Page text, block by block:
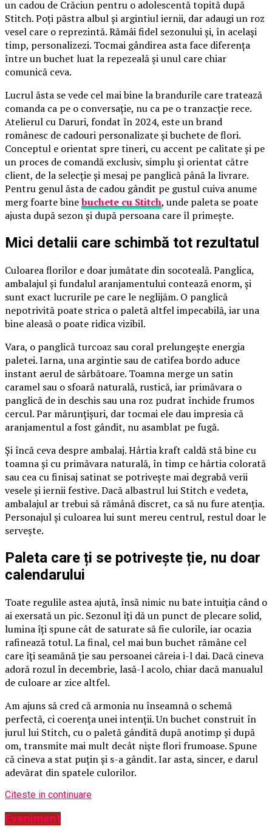
un cadou de Crăciun pentru o adolescentă topită după
Stitch. Poți păstra albul și argintiul iernii, dar adaugi un roz
vesel care o reprezintă. Rămâi fidel sezonului și, în același
timp, personalizezi. Tocmai gândirea asta face diferența
între un buchet luat la repezeală și unul care chiar
comunică ceva.
Lucrul ăsta se vede cel mai bine la brandurile care tratează
comanda ca pe o conversație, nu ca pe o tranzacție rece.
Atelierul cu Daruri, fondat în 2024, este un brand
românesc de cadouri personalizate și buchete de flori.
Conceptul e orientat spre tineri, cu accent pe calitate și pe
un proces de comandă exclusiv, simplu și orientat către
client, de la selecție și mesaj pe panglică până la livrare.
Pentru genul ăsta de cadou gândit pe gustul cuiva anume
merg foarte binebuchete cu Stitch, unde paleta se poate
ajusta după sezon și după persoana care îl primește.
Mici detalii care schimbă tot rezultatul
Culoarea florilor e doar jumătate din socoteală. Panglica,
ambalajul și fundalul aranjamentului contează enorm, și
sunt exact lucrurile pe care le neglijăm. O panglică
nepotrivită poate strica o paletă altfel impecabilă, iar una
bine aleasă o poate ridica vizibil.
Vara, o panglică turcoaz sau coral prelungește energia
paletei. Iarna, una argintie sau de catifea bordo aduce
instant aerul de sărbătoare. Toamna merge un satin
caramel sau o sfoară naturală, rustică, iar primăvara o
panglică de in deschis sau una roz pudrat închide frumos
cercul. Par mărunțișuri, dar tocmai ele dau impresia că
aranjamentul a fost gândit, nu asamblat pe fugă.
Și încă ceva despre ambalaj. Hârtia kraft caldă stă bine cu
toamna și cu primăvara naturală, în timp ce hârtia colorată
sau cea cu finisaj satinat se potrivește mai degrabă verii
vesele și iernii festive. Dacă albastrul lui Stitch e vedeta,
ambalajul ar trebui să rămână discret, ca să nu fure atenția.
Personajul și culoarea lui sunt mereu centrul, restul doar le
servește.
Paleta care ți se potrivește ție, nu doar
calendarului
Toate regulile astea ajută, însă nimic nu bate intuiția când o
ai exersată un pic. Sezonul îți dă un punct de plecare solid,
lumina îți spune cât de saturate să fie culorile, iar ocazia
rafinează totul. La final, cel mai bun buchet rămâne cel
care îți seamănă ție sau persoanei căreia i-l dai. Dacă cineva
adoră rozul în decembrie, lasă-l acolo, chiar dacă manualul
de culoare ar zice altfel.
Am ajuns să cred că armonia nu înseamnă o schemă
perfectă, ci coerența unei intenții. Un buchet construit în
jurul lui Stitch, cu o paletă gândită după anotimp și după
om, transmite mai mult decât niște flori frumoase. Spune
că cineva a stat puțin și s-a gândit. Iar asta, sincer, e darul
adevărat din spatele culorilor.
Citeste in continuare
Eveniment